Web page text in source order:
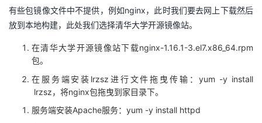
验
收
藏
议
有些包镜像文件中不提供，例如 nginx，此时我们要去网上下载然后
放到本地构建，此处我们选择清华大学开源镜像站。
在清华大学开源镜像站下载nginx-1.16.1-3.el7.x86_64.rpm
包。
在服务端安装 lrzsz进行文件拖曳传输：yum -y install
lrzsz，将nginx包拖曳到家目录下。
服务端安装Apache服务：yum -y install httpd